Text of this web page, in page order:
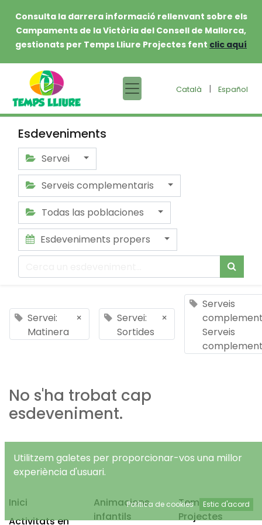
Consulta la darrera informació rellenvant sobre els
Campaments de la Victòria del Consell de Mallorca,
gestionats per Temps Lliure Projectes fent clic aquí
Català | Español
Esdeveniments
Servei
Serveis complementaris
Todas las poblaciones
Esdeveniments propers
Servei:
Matinera
×
Servei:
Sortides
×
Serveis
Serveis
No s'ha trobat cap
esdeveniment.
Inici
Activitats en
Animacions
infantils
Temps Lliure
Projectes
Utilitzem galetes per proporcionar-vos una millor
experiència d'usuari.
Política de cookies Estic d'acord